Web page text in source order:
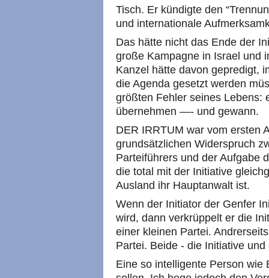
Tisch. Er kündigte den
und internationale
Das hätte nicht das Ende der
große Kampagne in Israel und
Kanzel hätte davon gepredigt,
die Agenda gesetzt werden
größten Fehler seines Lebens:
übernehmen —- und gewann.
DER IRRTUM war vom ersten
grundsätzlichen Widerspruch
Parteiführers und der Aufgabe
die total mit der Initiative
Ausland ihr Hauptanwalt ist.
Wenn der Initiator der Genfer
wird, dann verkrüppelt er die
einer kleinen Partei.
Partei. Beide - die Initiative
Eine so intelligente Person wie